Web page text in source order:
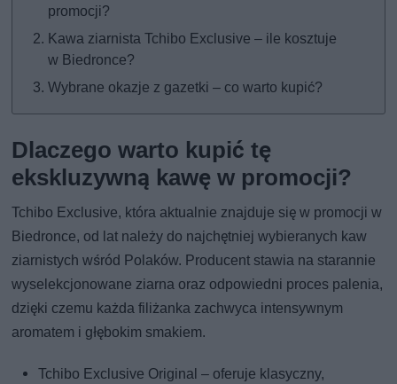
promocji?
Kawa ziarnista Tchibo Exclusive – ile kosztuje
w Biedronce?
Wybrane okazje z gazetki – co warto kupić?
Dlaczego warto kupić tę
ekskluzywną kawę w promocji?
Tchibo Exclusive, która aktualnie znajduje się w promocji w
Biedronce, od lat należy do najchętniej wybieranych kaw
ziarnistych wśród Polaków. Producent stawia na starannie
wyselekcjonowane ziarna oraz odpowiedni proces palenia,
dzięki czemu każda filiżanka zachwyca intensywnym
aromatem i głębokim smakiem.
Tchibo Exclusive Original – oferuje klasyczny,